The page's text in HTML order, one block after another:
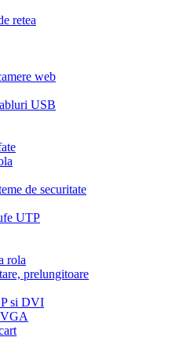
retea
web
USB
de securitate
UTP
rola
prelungitoare
si DVI